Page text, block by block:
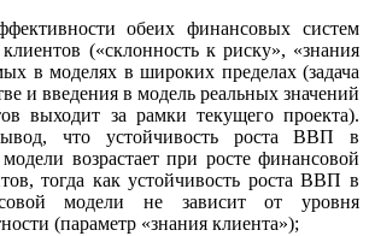
обеих финансовых систем
клиентов («склонность к риску», «знания
в моделях в широких пределах (задача
и введения в модель реальных значений
выходит за рамки текущего проекта).
что устойчивость роста ВВП в
возрастает при росте финансовой
тогда как устойчивость роста ВВП в
модели не зависит от уровня
(параметр «знания клиента»);